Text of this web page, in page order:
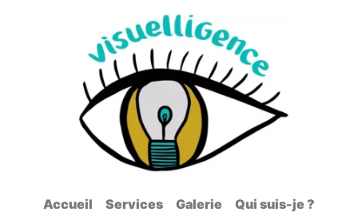
Accueil Services Galerie Qui suis-je ?